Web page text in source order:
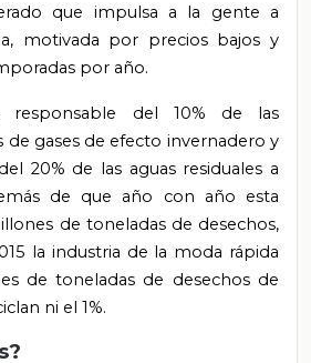
que impulsa a la gente a
motivada por precios bajos y
por año.
responsable del 10% de las
de gases de efecto invernadero y
20% de las aguas residuales a
de que año con año esta
de toneladas de desechos,
la industria de la moda rápida
de toneladas de desechos de
ni el 1%.